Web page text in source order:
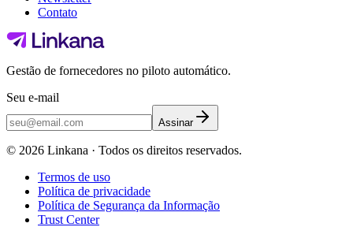
Contato
Gestão de fornecedores no piloto automático.
Seu e-mail
Assinar
© 2026 Linkana · Todos os direitos reservados.
Termos de uso
Política de privacidade
Política de Segurança da Informação
Trust Center